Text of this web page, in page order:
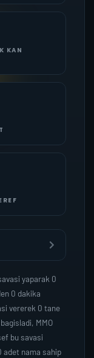
KAN
yaparak 0
0 dakika
vererek 0 tane
MMO
bu savasi
adet nama sahip